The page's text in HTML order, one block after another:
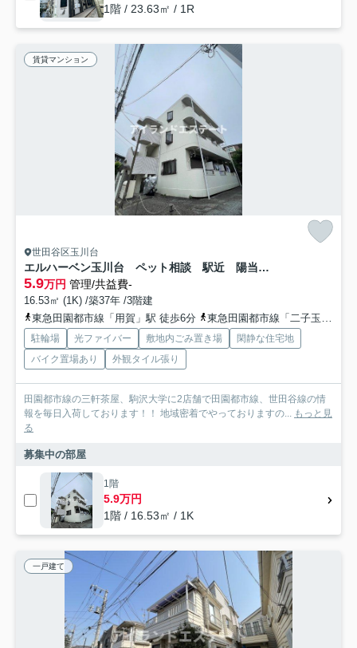
1階 / 23.63㎡ / 1R
賃貸マンション
世田谷区玉川台
エルハーベン玉川台 ペット相談 駅近 陽当たり良好
5.9万円 管理/共益費-
16.53㎡ (1K) /築37年 /3階建
東急田園都市線「用賀」駅 徒歩6分
東急田園都市線「二子玉川」駅 徒歩20分
駐輪場 光ファイバー 敷地内ごみ置き場
閑静な住宅地
バイク置場あり
外観タイル張り
田園都市線の三軒茶屋、駒沢大学に2店舗で田園都市線、世田谷線の情
報を毎日入荷しております！！ 地域密着でやっておりますの... もっと見
る
募集中の部屋
1階
5.9万円
1階 / 16.53㎡ / 1K
一戸建て